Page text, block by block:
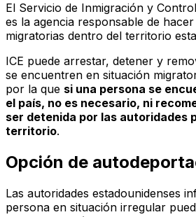
El Servicio de Inmigración y
es la agencia responsable de
migratorias dentro del territorio
ICE puede arrestar, detener y
se encuentren en situación
por la que si una persona se
el país, no es necesario, ni
ser detenida por las autoridades
territorio.
Opción de
Las autoridades estadounidenses
persona en situación irregular